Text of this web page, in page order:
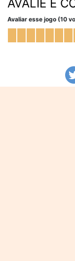
AVALIE E
Avaliar esse jogo (10